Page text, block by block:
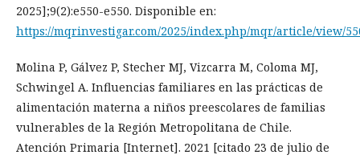
2025];9(2):e550-e550. Disponible en:
https://mqrinvestigar.com/2025/index.php/mqr/article/view/
Molina P, Gálvez P, Stecher MJ, Vizcarra M, Coloma MJ,
Schwingel A. Influencias familiares en las prácticas de
alimentación materna a niños preescolares de familias
vulnerables de la Región Metropolitana de Chile.
Atención Primaria [Internet]. 2021 [citado 23 de julio de